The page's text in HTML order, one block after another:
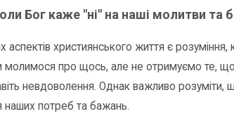
Бог каже "ні" на наші молитви та
аспектів християнського життя є розуміння,
молимося про щось, але не отримуємо те,
невдоволення. Однак важливо
наших потреб та бажань.